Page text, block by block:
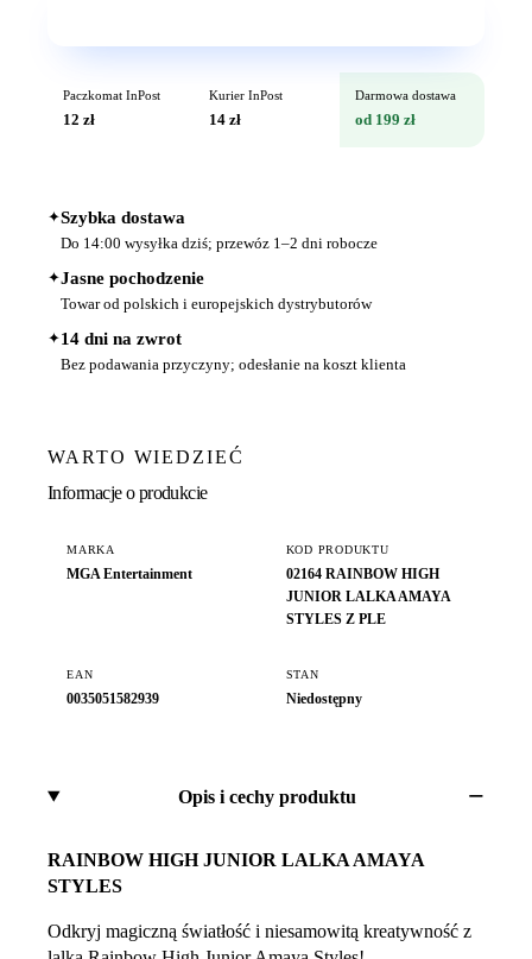
Paczkomat InPost
12 zł
Kurier InPost
14 zł
Darmowa dostawa
od 199 zł
✦Szybka dostawa
Do 14:00 wysyłka dziś; przewóz 1–2 dni robocze
✦Jasne pochodzenie
Towar od polskich i europejskich dystrybutorów
✦14 dni na zwrot
Bez podawania przyczyny; odesłanie na koszt klienta
WARTO WIEDZIEĆ
Informacje o produkcie
MARKA
MGA Entertainment
KOD PRODUKTU
02164 RAINBOW HIGH
JUNIOR LALKA AMAYA
STYLES Z PLE
EAN
0035051582939
STAN
Niedostępny
Opis i cechy produktu
RAINBOW HIGH JUNIOR LALKA AMAYA
STYLES
Odkryj magiczną światłość i niesamowitą kreatywność z